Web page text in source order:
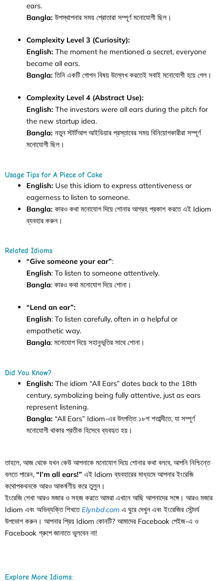
ears.
Bangla: উপস্থাপনার সময় শ্রোতারা সম্পূর্ণ মনোযোগী ছিল।
Complexity Level 3 (Curiosity):
English: The moment he mentioned a secret, everyone
became all ears.
Bangla: তিনি একটি গোপন বিষয় উল্লেখ করতেই সবাই মনোযোগী হয়ে গেল।
Complexity Level 4 (Abstract Use):
English: The investors were all ears during the pitch for
the new startup idea.
Bangla: নতুন স্টার্টআপ আইডিয়ার প্রস্তাবের সময় বিনিয়োগকারীরা সম্পূর্ণ
মনোযোগী ছিল।
Usage Tips for A Piece of Cake
English: Use this idiom to express attentiveness or
eagerness to listen to someone.
Bangla: কারও কথা মনোযোগ দিয়ে শোনার আগ্রহ প্রকাশ করতে এই Idiom
ব্যবহার করুন।
Related Idioms
“Give someone your ear”:
English: To listen to someone attentively.
Bangla: কারও কথা মনোযোগ দিয়ে শোনা।
“Lend an ear”:
English: To listen carefully, often in a helpful or
empathetic way.
Bangla: মনোযোগ দিয়ে সহানুভূতির সাথে শোনা।
Did You Know?
English: The idiom “All Ears” dates back to the 18th
century, symbolizing being fully attentive, just as ears
represent listening.
Bangla: “All Ears” Idiom-এর উৎপত্তি ১৮শ শতাব্দীতে, যা সম্পূর্ণ
মনোযোগী থাকার প্রতীক হিসেবে ব্যবহৃত হয়।
তাহলে, আজ থেকে যখন কেউ আপনাকে মনোযোগ দিয়ে শোনার কথা বলবে, আপনি নিশ্চিন্তে
বলতে পারেন, “I’m all ears!” এই Idiom ব্যবহারের মাধ্যমে আপনার ইংরেজি
কথোপকথনকে আরও আকর্ষণীয় করে তুলুন।
ইংরেজি শেখা আরও মজার ও সহজ করতে আমরা এখানে আছি আপনাদের সঙ্গে। আরও মজার
Idiom এবং অভিব্যক্তি শিখতে Elynbd.com এ ঘুরে দেখুন এবং ইংরেজির সৌন্দর্য
উপভোগ করুন। আপনার প্রিয় Idiom কোনটি? আমাদের Facebook পেইজ-এ ও
Facebook গ্রুপে জানাতে ভুলবেন না!
Explore More Idioms: